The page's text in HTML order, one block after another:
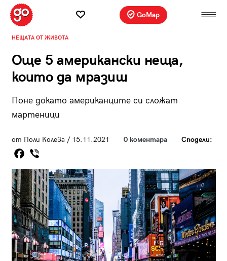
GoMap
НЕЩАТА ОТ ЖИВОТА
Още 5 американски неща,
които да мразиш
Поне докато американците си сложат
мартеници
от Поли Колева / 15.11.2021 0 коментара Сподели: